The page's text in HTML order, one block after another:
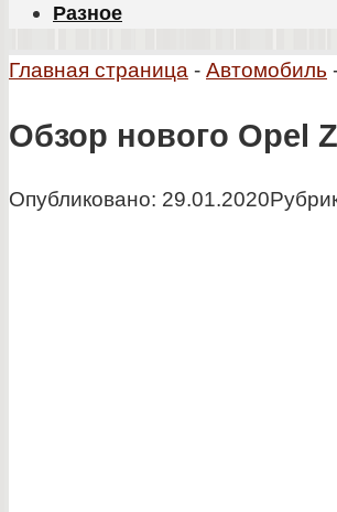
Разное
Главная страница - Автомобиль
Обзор нового Opel
Опубликовано: 29.01.2020